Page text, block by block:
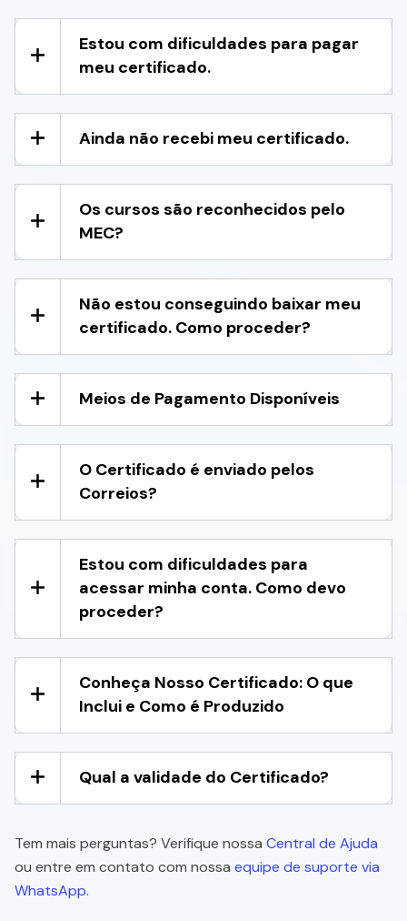
Estou com dificuldades para pagar
meu certificado.
Ainda não recebi meu certificado.
Os cursos são reconhecidos pelo
MEC?
Não estou conseguindo baixar meu
certificado. Como proceder?
Meios de Pagamento Disponíveis
O Certificado é enviado pelos
Correios?
Estou com dificuldades para
acessar minha conta. Como devo
proceder?
Conheça Nosso Certificado: O que
Inclui e Como é Produzido
Qual a validade do Certificado?
Tem mais perguntas? Verifique nossa Central de Ajuda
ou entre em contato com nossa equipe de suporte via
WhatsApp.